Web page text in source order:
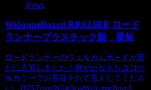
News
WelcomeBoard RR033RR ロード
ランナープラスチック製 看板
ロードランナーのウェルカムボードが新
たに入荷しました！爽やかなトリコロー
ルカラーでお客様をおで迎えしてくださ
い。H25.7cm×W34.5cmWelcomeBoard